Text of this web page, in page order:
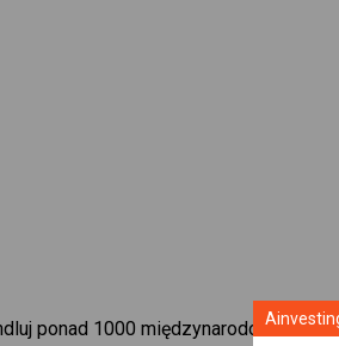
ponad 1000 międzynarodowych